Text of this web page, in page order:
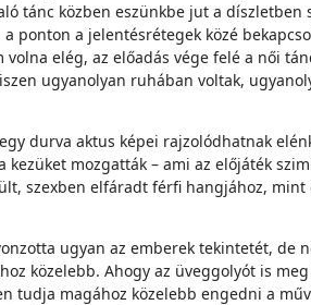
tánc közben eszünkbe jut a díszletben
a jelentésrétegek közé
elég, az előadás vége felé a női
ugyanolyan ruhában voltak,
durva aktus képei rajzolódhatnak
kezüket mozgatták – ami az előjáték
szexben elfáradt férfi hangjához,
ugyan az emberek tekintetét, de
közelebb. Ahogy az üveggolyót is
tudja magához közelebb engedni a